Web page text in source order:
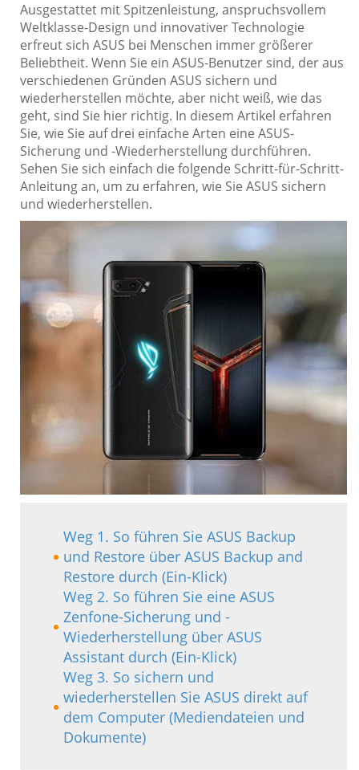
Ausgestattet mit Spitzenleistung, anspruchsvollem
Weltklasse-Design und innovativer Technologie
erfreut sich ASUS bei Menschen immer größerer
Beliebtheit. Wenn Sie ein ASUS-Benutzer sind, der aus
verschiedenen Gründen ASUS sichern und
wiederherstellen möchte, aber nicht weiß, wie das
geht, sind Sie hier richtig. In diesem Artikel erfahren
Sie, wie Sie auf drei einfache Arten eine ASUS-
Sicherung und -Wiederherstellung durchführen.
Sehen Sie sich einfach die folgende Schritt-für-Schritt-
Anleitung an, um zu erfahren, wie Sie ASUS sichern
und wiederherstellen.
Weg 1. So führen Sie ASUS Backup
und Restore über ASUS Backup and
Restore durch (Ein-Klick)
Weg 2. So führen Sie eine ASUS
Zenfone-Sicherung und -
Wiederherstellung über ASUS
Assistant durch (Ein-Klick)
Weg 3. So sichern und
wiederherstellen Sie ASUS direkt auf
dem Computer (Mediendateien und
Dokumente)